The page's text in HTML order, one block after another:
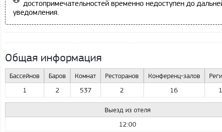
достопримечательностей временно недоступен до
уведомления.
Общая информация
Бассейнов
1
Баров
2
Комнат
537
Ресторанов
2
Конференц-залов
16
Выезд из отеля
12:00